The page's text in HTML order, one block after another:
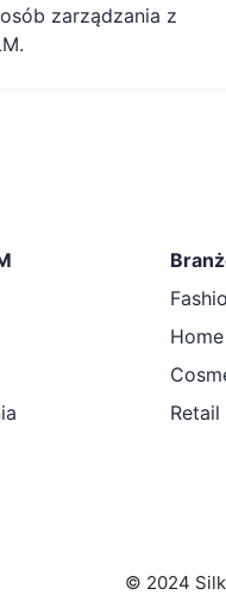
zarządzania z
Retail
© 2024